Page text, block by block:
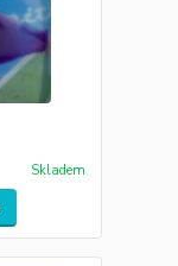
Skladem